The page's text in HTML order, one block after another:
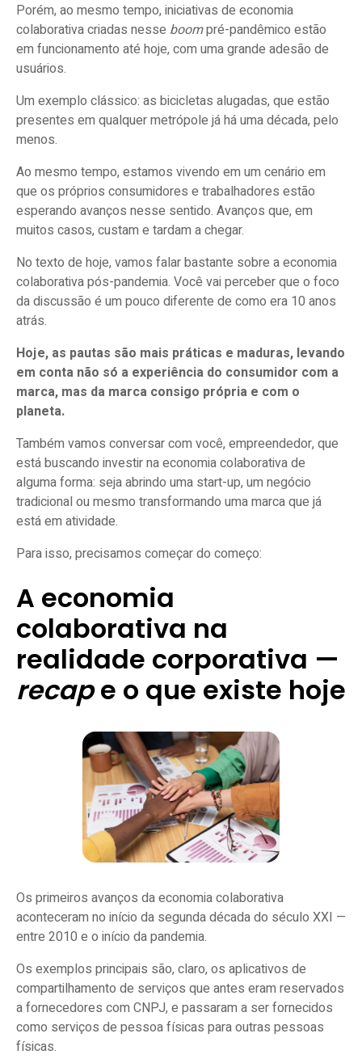
Porém, ao mesmo tempo, iniciativas de economia
colaborativa criadas nesse boompré-pandêmico estão
em funcionamento até hoje, com uma grande adesão de
usuários.
Um exemplo clássico: as bicicletas alugadas, que estão
presentes em qualquer metrópole já há uma década, pelo
menos.
Ao mesmo tempo, estamos vivendo em um cenário em
que os próprios consumidores e trabalhadores estão
esperando avanços nesse sentido. Avanços que, em
muitos casos, custam e tardam a chegar.
No texto de hoje, vamos falar bastante sobre a economia
colaborativa pós-pandemia. Você vai perceber que o foco
da discussão é um pouco diferente de como era 10 anos
atrás.
Hoje, as pautas são mais práticas e maduras, levando
em conta não só a experiência do consumidor com a
marca, mas da marca consigo própria e com o
planeta.
Também vamos conversar com você, empreendedor, que
está buscando investir na economia colaborativa de
alguma forma: seja abrindo uma start-up, um negócio
tradicional ou mesmo transformando uma marca que já
está em atividade.
Para isso, precisamos começar do começo:
A economia
colaborativa na
realidade corporativa —
recape o que existe hoje
Os primeiros avanços da economia colaborativa
aconteceram no início da segunda década do século XXI —
entre 2010 e o início da pandemia.
Os exemplos principais são, claro, os aplicativos de
compartilhamento de serviços que antes eram reservados
a fornecedores com CNPJ, e passaram a ser fornecidos
como serviços de pessoa físicas para outras pessoas
físicas.